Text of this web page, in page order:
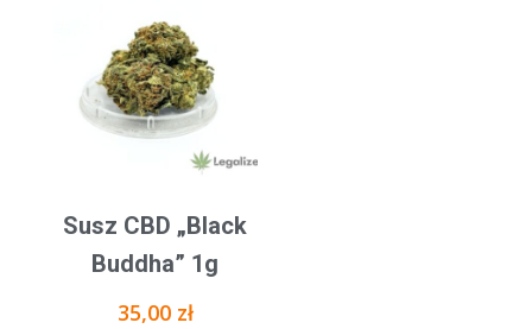
Susz CBD „Black
Buddha” 1g
35,00 zł